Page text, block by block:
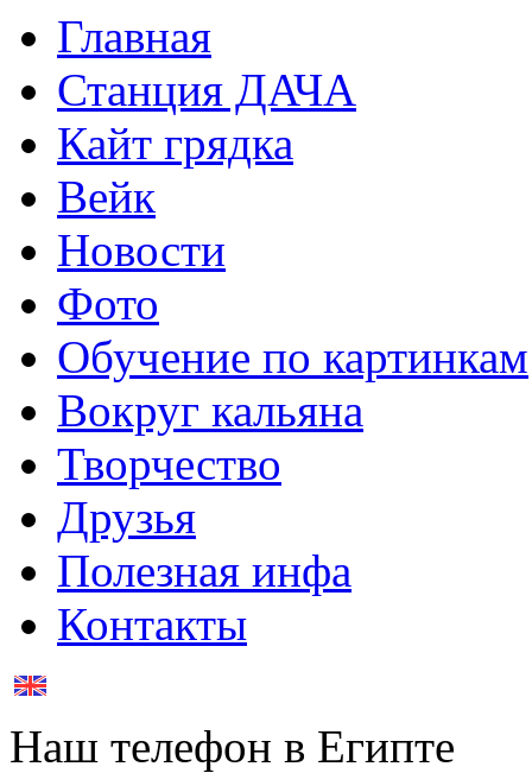
Главная
Станция ДАЧА
Кайт грядка
Вейк
Новости
Фото
Обучение по картинкам
Вокруг кальяна
Творчество
Друзья
Полезная инфа
Контакты
Наш телефон в Египте